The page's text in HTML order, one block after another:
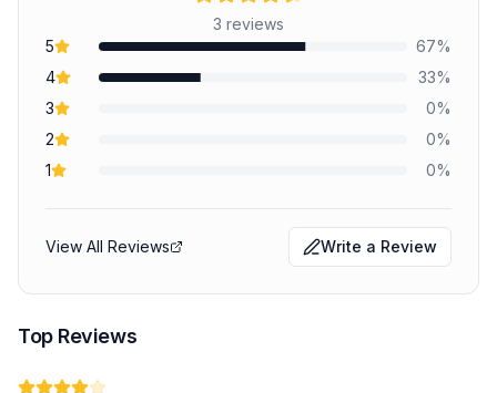
3 reviews
5
67%
4
33%
3
0%
2
0%
1
0%
View All Reviews Write a Review
Top Reviews